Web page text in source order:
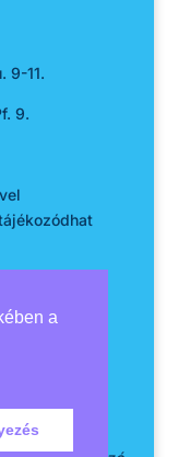
9-11.
9.
a